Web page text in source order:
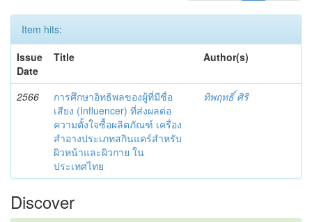
Item hits:
Issue
Date
Title Author(s)
2566
การศึกษาอิทธิพลของผู้ที่มีชื่อ
เสียง (Influencer) ที่ส่งผลต่อ
ความตั้งใจซื้อผลิตภัณฑ์ เครื่อง
สำอางประเภทสกินแคร์สำหรับ
ผิวหน้าและผิวกาย ใน
ประเทศไทย
ทิพฤทธิ์ ศิริ
Discover